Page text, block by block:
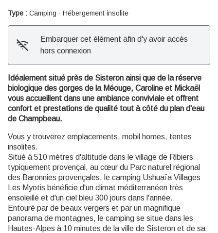
Type : Camping - Hébergement insolite
Embarquer cet élément afin d'y avoir accès
hors connexion
Idéalement situé près de Sisteron ainsi que de la réserve
biologique des gorges de la Méouge, Caroline et Mickaël
vous accueillent dans une ambiance conviviale et offrent
confort et prestations de qualité tout à côté du plan d'eau
de Champbeau.
Vous y trouverez emplacements, mobil homes, tentes
insolites.
Situé à 510 mètres d'altitude dans le village de Ribiers
typiquement provençal, au cœur du Parc naturel régional
des Baronnies provençales, le camping Ushuaïa Villages
Les Myotis bénéficie d'un climat méditerranéen très
ensoleillé et d'un ciel bleu 300 jours dans l'année.
Entouré par de beaux vergers et par un magnifique
panorama de montagnes, le camping se situe dans les
Hautes-Alpes à 10 minutes de la ville de Sisteron et de sa